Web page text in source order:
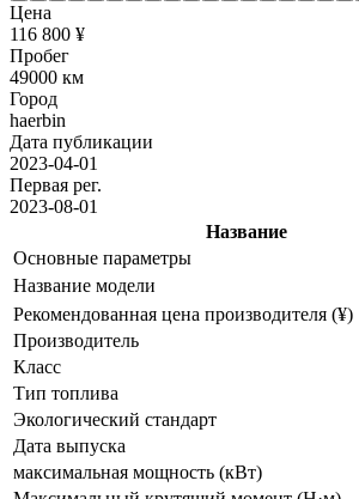
Цена
116 800 ¥
Пробег
49000 км
Город
haerbin
Дата публикации
2023-04-01
Первая рег.
2023-08-01
Название
Основные параметры
Название модели
Рекомендованная цена производителя (¥)
Производитель
Класс
Тип топлива
Экологический стандарт
Дата выпуска
максимальная мощность (кВт)